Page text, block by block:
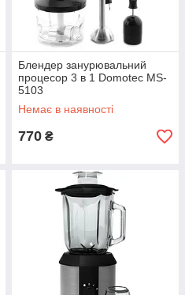
Блендер занурювальний
процесор 3 в 1 Domotec MS-
5103
Немає в наявності
770 ₴